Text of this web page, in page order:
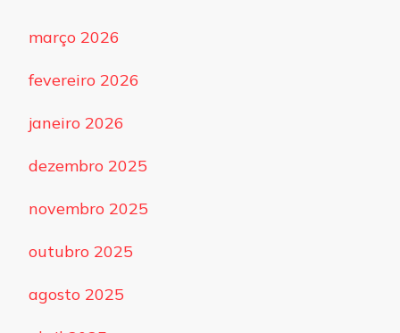
março 2026
fevereiro 2026
janeiro 2026
dezembro 2025
novembro 2025
outubro 2025
agosto 2025